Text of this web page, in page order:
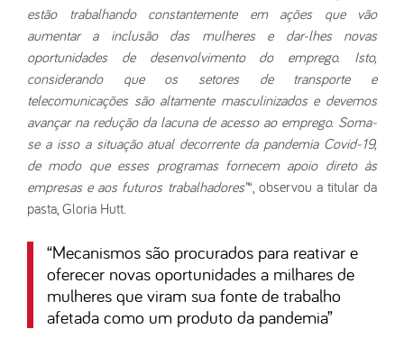
estão trabalhando constantemente em ações que vão
aumentar a inclusão das mulheres e dar-lhes novas
oportunidades de desenvolvimento do emprego. Isto,
considerando que os setores de transporte e
telecomunicações são altamente masculinizados e devemos
avançar na redução da lacuna de acesso ao emprego. Soma-
se a isso a situação atual decorrente da pandemia Covid-19,
de modo que esses programas fornecem apoio direto às
empresas e aos futuros trabalhadores”“, observou a titular da
pasta, Gloria Hutt.
“Mecanismos são procurados para reativar e
oferecer novas oportunidades a milhares de
mulheres que viram sua fonte de trabalho
afetada como um produto da pandemia”